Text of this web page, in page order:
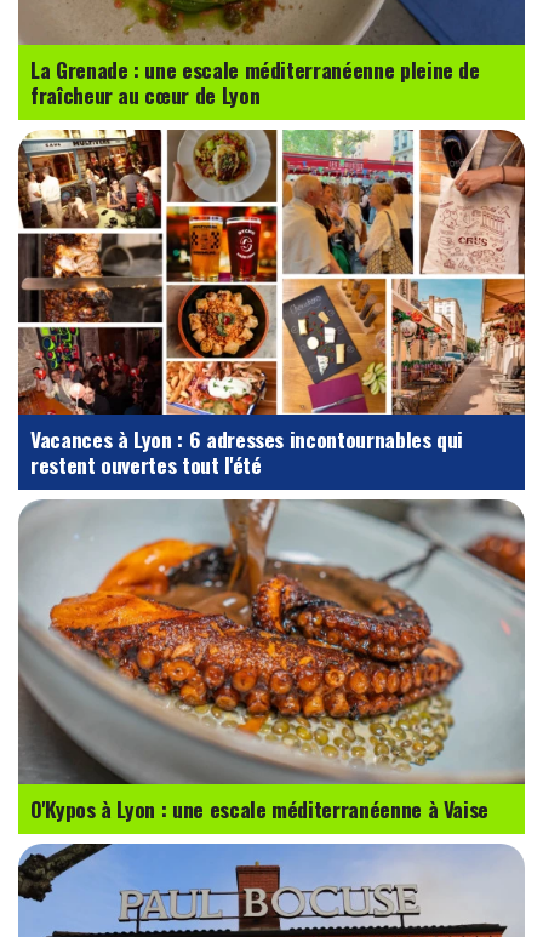
La Grenade : une escale méditerranéenne pleine de
fraîcheur au cœur de Lyon
Vacances à Lyon : 6 adresses incontournables qui
restent ouvertes tout l'été
O'Kypos à Lyon : une escale méditerranéenne à Vaise